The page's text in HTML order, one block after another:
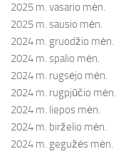
2025 m. vasario mėn.
2025 m. sausio mėn.
2024 m. gruodžio mėn.
2024 m. spalio mėn.
2024 m. rugsėjo mėn.
2024 m. rugpjūčio mėn.
2024 m. liepos mėn.
2024 m. birželio mėn.
2024 m. gegužės mėn.